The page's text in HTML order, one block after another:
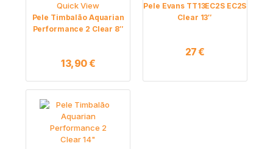
Quick View
Pele Timbalão Aquarian
Performance 2 Clear 8″
13,90€
Pele Evans TT13EC2S EC2S
Clear 13″
27€